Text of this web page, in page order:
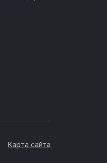
Карта сайта